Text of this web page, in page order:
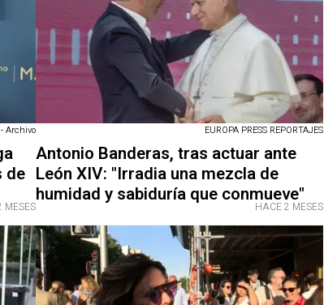
- Archivo
de
MESES
EUROPA PRESS REPORTAJES
Antonio Banderas, tras actuar ante
León XIV: "Irradia una mezcla de
humidad y sabiduría que conmueve"
HACE 2 MESES